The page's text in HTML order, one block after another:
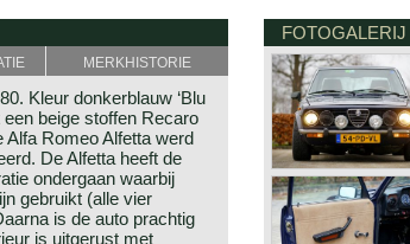
MERKHISTORIE
Kleur donkerblauw ‘Blu
beige stoffen Recaro
Alfa Romeo Alfetta werd
De Alfetta heeft de
ondergaan waarbij
gebruikt (alle vier
is de auto prachtig
is uitgerust met
FOTOGALERIJ